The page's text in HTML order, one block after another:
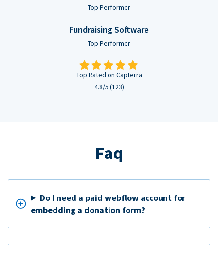
Top Performer
Fundraising Software
Top Performer
Top Rated on Capterra
4.8/5 (123)
Faq
Do I need a paid webflow account for
embedding a donation form?